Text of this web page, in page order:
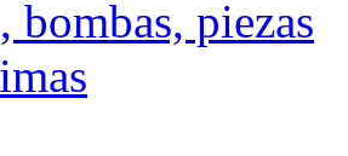
bombas, piezas